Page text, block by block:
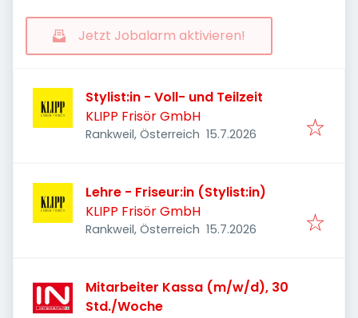
Jetzt Jobalarm aktivieren!
Stylist:in - Voll- und Teilzeit
KLIPP Frisör GmbH
Rankweil, Österreich Veröffentlicht
15.7.2026
Lehre - Friseur:in (Stylist:in)
KLIPP Frisör GmbH
Rankweil, Österreich Veröffentlicht
15.7.2026
Mitarbeiter Kassa (m/w/d), 30
Std./Woche